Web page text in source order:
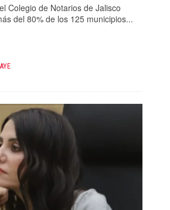
Colegio de Notarios de Jalisco
del 80% de los 125 municipios...